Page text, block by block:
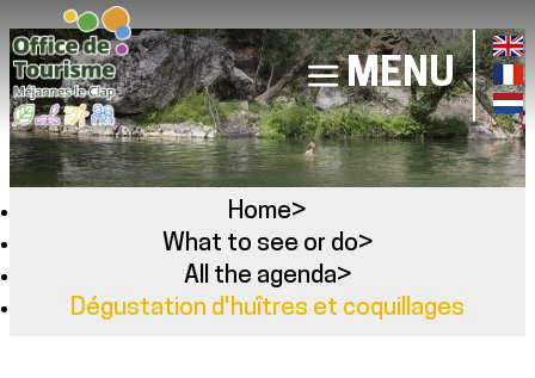
MENU
Home>
What to see or do>
All the agenda>
Dégustation d'huîtres et coquillages